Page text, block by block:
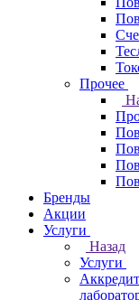
Прочее
Бренды
Акции
Услуги
Назад
Услуги